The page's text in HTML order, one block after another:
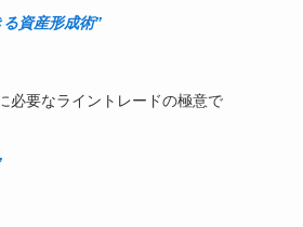
資産形成術”
必要なライントレードの極意で